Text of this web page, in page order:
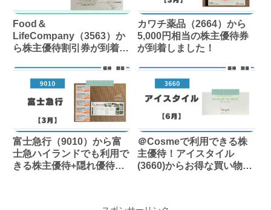
Food＆
LifeCompany（3563）か
ら株主優待割引券が到着し
カワチ薬品（2664）から
5,000円相当の株主優待券
が到着しました！
富士急行（9010）から富
士急ハイランドでも利用で
きる株主優待+隠れ優待が
＠Cosmeで利用できる株
主優待！アイスタイル
(3660)からお得な買い物割